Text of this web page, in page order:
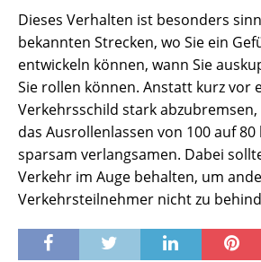
Dieses Verhalten ist besonders
bekannten Strecken, wo Sie ein
entwickeln können, wann Sie
Sie rollen können. Anstatt kurz vor
Verkehrsschild stark
das Ausrollenlassen von 100 auf
sparsam verlangsamen. Dabei
Verkehr im Auge behalten, um
Verkehrsteilnehmer nicht zu